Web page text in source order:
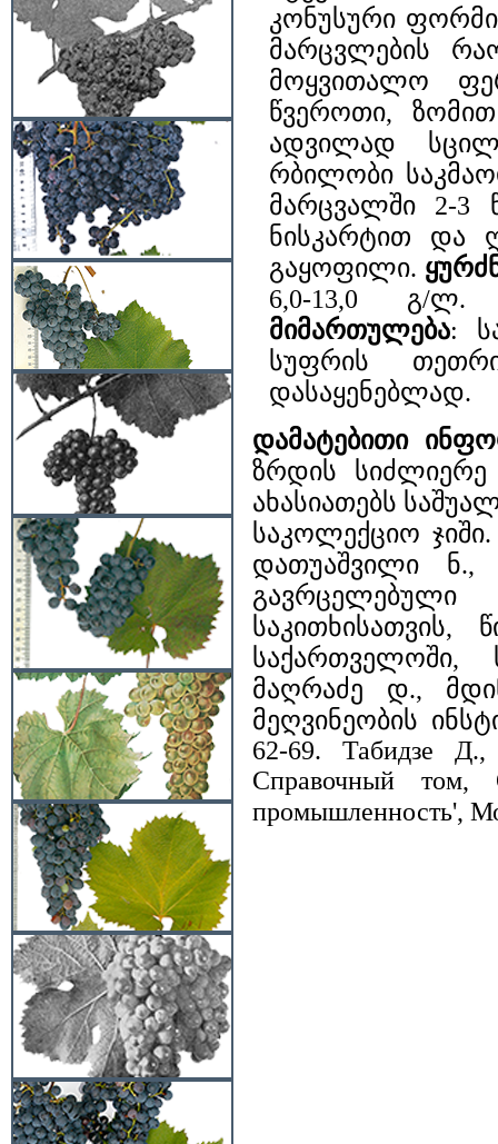
კონუსური
მარცვლების
მოყვითალო
წვეროთი,
ადვილად
რბილობი
მარცვალში 2-3
ნისკარტით და
გაყოფილი.
6,0-13,0 გ/
მიმართულება:
სუფრის
დასაყენებლად.
დამატებითი
ზრდის სიძლიერე
ახასიათებს
საკოლექციო
დათუაშვილი ნ.,
საქართველოში,
მაღრაძე დ.,
მეღვინეობის
62-69. Табидзе
Справочный
промышленность',